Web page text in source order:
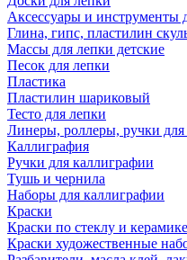
Аксессуары и инструменты
Глина, гипс, пластилин
Массы для лепки детские
Песок для лепки
Пластика
Пластилин шариковый
Тесто для лепки
Линеры, роллеры, ручки для
Каллиграфия
Ручки для каллиграфии
Тушь и чернила
Наборы для каллиграфии
Краски
Краски по стеклу и керамике
Краски художественные